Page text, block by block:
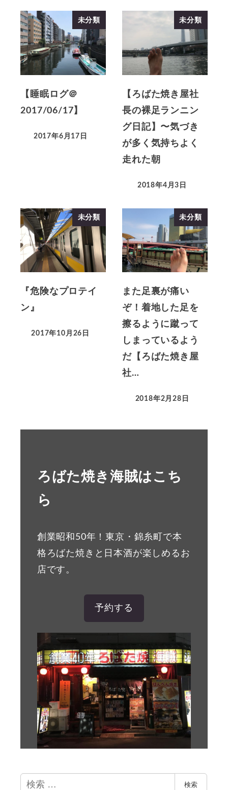
未分類
【睡眠ログ＠
2017/06/17】
2017年6月17日
未分類
【ろばた焼き屋社
長の裸足ランニン
グ日記】〜気づき
が多く気持ちよく
走れた朝
2018年4月3日
未分類
『危険なプロテイ
ン』
2017年10月26日
未分類
また足裏が痛い
ぞ！着地した足を
擦るように蹴って
しまっているよう
だ【ろばた焼き屋
社…
2018年2月28日
ろばた焼き海賊はこち
ら
創業昭和50年！東京・錦糸町で本
格ろばた焼きと日本酒が楽しめるお
店です。
予約する
検
検索